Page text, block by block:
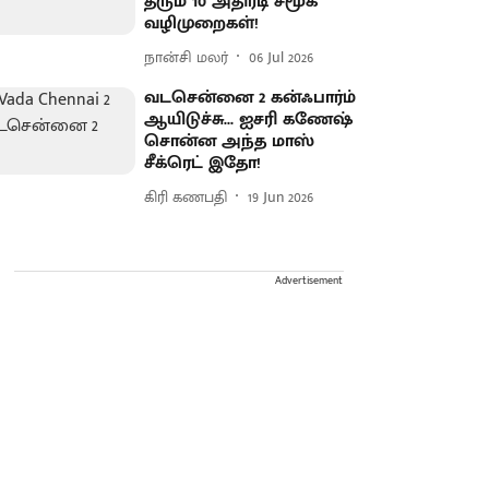
வழிமுறைகள்!
நான்சி மலர் 06 Jul 2026
வடசென்னை 2 கன்ஃபார்ம்
ஆயிடுச்சு... ஐசரி கணேஷ்
சொன்ன அந்த மாஸ்
சீக்ரெட் இதோ!
கிரி கணபதி 19 Jun 2026
Advertisement